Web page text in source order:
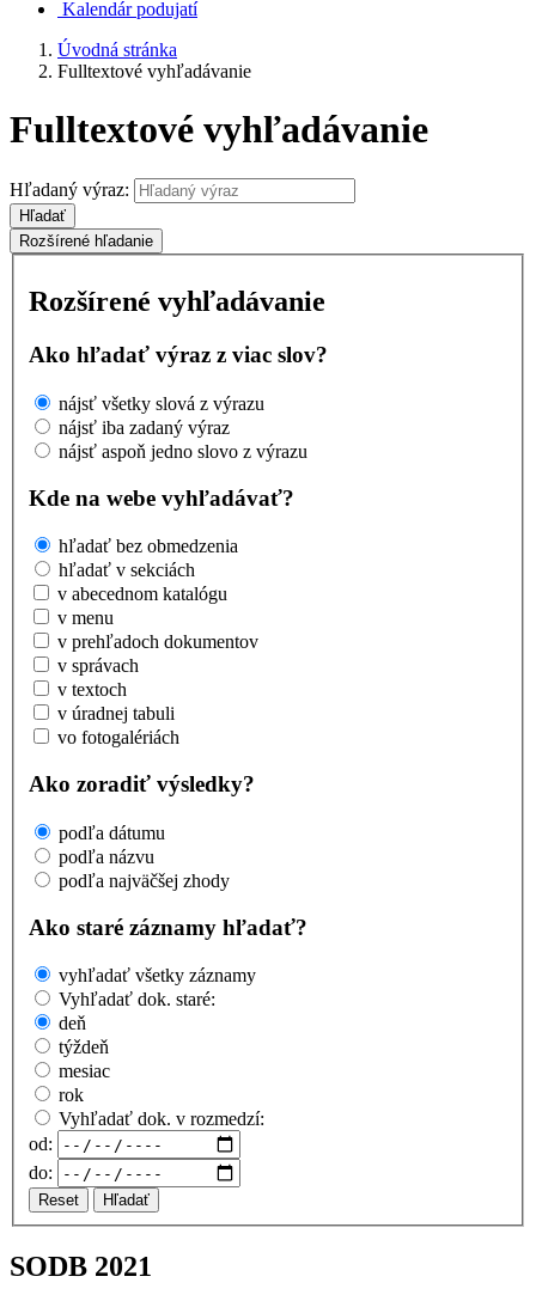
Kalendár podujatí
Úvodná stránka
Fulltextové vyhľadávanie
Fulltextové vyhľadávanie
Hľadaný výraz:
Hľadať
Rozšírené hľadanie
Rozšírené vyhľadávanie
Ako hľadať výraz z viac slov?
nájsť všetky slová z výrazu
nájsť iba zadaný výraz
nájsť aspoň jedno slovo z výrazu
Kde na webe vyhľadávať?
hľadať bez obmedzenia
hľadať v sekciách
v abecednom katalógu
v menu
v prehľadoch dokumentov
v správach
v textoch
v úradnej tabuli
vo fotogalériách
Ako zoradiť výsledky?
podľa dátumu
podľa názvu
podľa najväčšej zhody
Ako staré záznamy hľadať?
vyhľadať všetky záznamy
Vyhľadať dok. staré:
deň
týždeň
mesiac
rok
Vyhľadať dok. v rozmedzí:
od:
do:
Reset Hľadať
SODB 2021